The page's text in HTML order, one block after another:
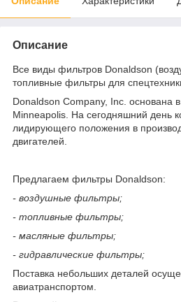
Описание
Все виды фильтров Donaldson
топливные фильтры для
Donaldson Company, Inc. основана
Minneapolis. На сегодняшний день
лидирующего положения в
двигателей.
Предлагаем фильтры Donaldson:
- воздушные фильтры;
- топливные фильтры;
- масляные фильтры;
- гидравлические фильтры;
Поставка небольших деталей
авиатранспортом.